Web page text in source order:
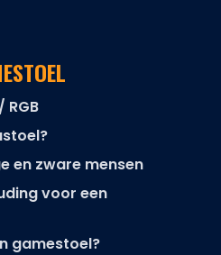
en zware mensen
voor een
gamestoel?